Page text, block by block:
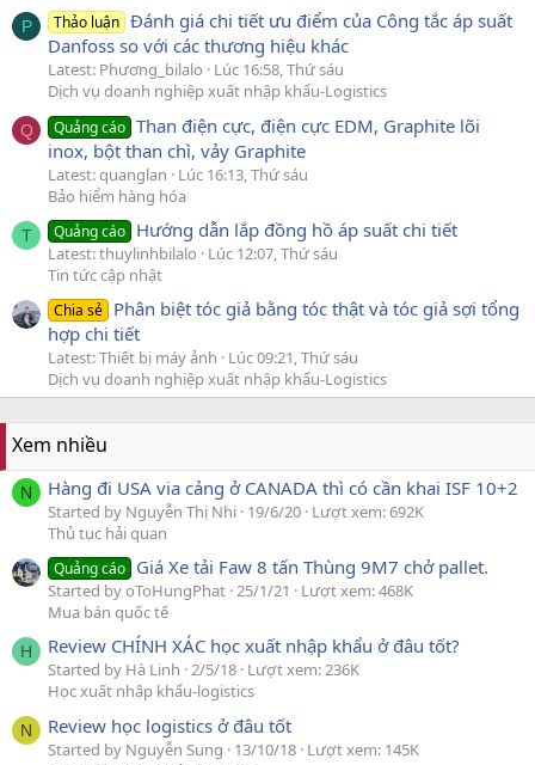
P Thảo luận Đánh giá chi tiết ưu điểm của Công tắc áp suất
Danfoss so với các thương hiệu khác
Latest: Phương_bilalo
Lúc 16:58, Thứ sáu
Dịch vụ doanh nghiệp xuất nhập khẩu-Logistics
Q Quảng cáo Than điện cực, điện cực EDM, Graphite lõi
inox, bột than chì, vảy Graphite
Latest: quanglan
Lúc 16:13, Thứ sáu
Bảo hiểm hàng hóa
T Quảng cáo Hướng dẫn lắp đồng hồ áp suất chi tiết
Latest: thuylinhbilalo
Lúc 12:07, Thứ sáu
Tin tức cập nhật
Chia sẻ Phân biệt tóc giả bằng tóc thật và tóc giả sợi tổng
hợp chi tiết
Latest: Thiết bị máy ảnh
Lúc 09:21, Thứ sáu
Dịch vụ doanh nghiệp xuất nhập khẩu-Logistics
Xem nhiều
N Hàng đi USA via cảng ở CANADA thì có cần khai ISF 10+2
Started by Nguyễn Thị Nhi 19/6/20 Lượt xem: 692K
Thủ tục hải quan
Quảng cáo Giá Xe tải Faw 8 tấn Thùng 9M7 chở pallet.
Started by oToHungPhat 25/1/21
Lượt xem: 468K
Mua bán quốc tế
H Review CHÍNH XÁC học xuất nhập khẩu ở đâu tốt?
Started by Hà Linh 2/5/18 Lượt xem: 236K
Học xuất nhập khẩu-logistics
N Review học logistics ở đâu tốt
Started by Nguyễn Sung 13/10/18 Lượt xem: 145K